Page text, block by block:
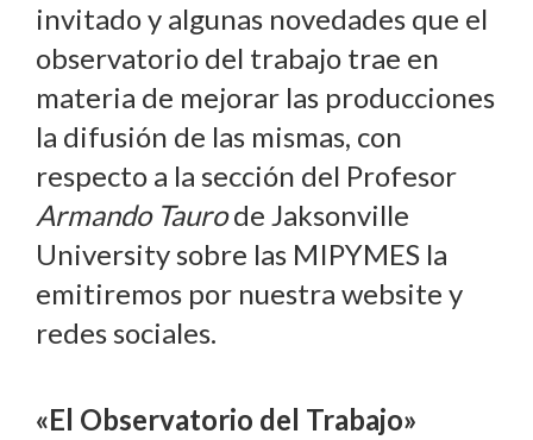
invitado y algunas novedades que el
observatorio del trabajo trae en
materia de mejorar las producciones
la difusión de las mismas, con
respecto a la sección del Profesor
Armando Taurode Jaksonville
University sobre las MIPYMES la
emitiremos por nuestra website y
redes sociales.
«El Observatorio del Trabajo»